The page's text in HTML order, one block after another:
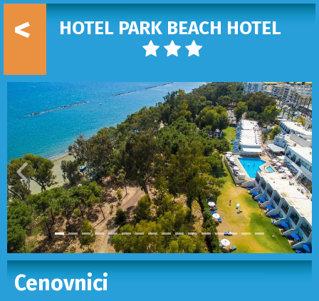
< HOTEL PARK BEACH HOTEL
Prethodni
Cenovnici